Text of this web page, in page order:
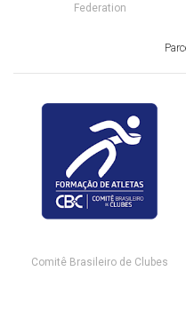
Federation
Comitê Brasileiro de Clubes